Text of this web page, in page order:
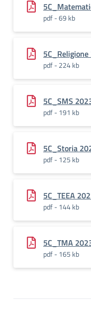
pdf - 69 kb
pdf - 224 kb
5C_SMS
pdf - 191 kb
5C_Storia
pdf - 125 kb
5C_TEEA
pdf - 144 kb
5C_TMA
pdf - 165 kb